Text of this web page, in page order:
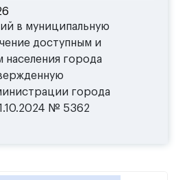
в муниципальную
доступным и
города
города
№ 5362